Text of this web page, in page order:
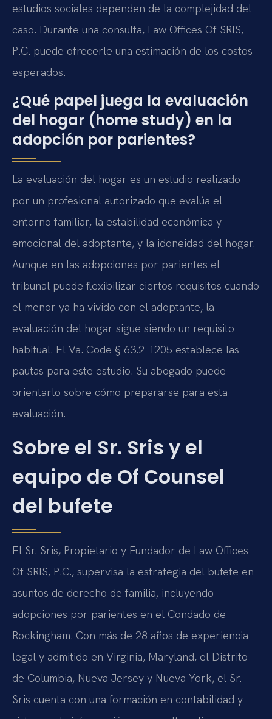
estudios sociales dependen de la complejidad del
caso. Durante una consulta, Law Offices Of SRIS,
P.C. puede ofrecerle una estimación de los costos
esperados.
¿Qué papel juega la evaluación
del hogar (home study) en la
adopción por parientes?
La evaluación del hogar es un estudio realizado
por un profesional autorizado que evalúa el
entorno familiar, la estabilidad económica y
emocional del adoptante, y la idoneidad del hogar.
Aunque en las adopciones por parientes el
tribunal puede flexibilizar ciertos requisitos cuando
el menor ya ha vivido con el adoptante, la
evaluación del hogar sigue siendo un requisito
habitual. El Va. Code § 63.2-1205 establece las
pautas para este estudio. Su abogado puede
orientarlo sobre cómo prepararse para esta
evaluación.
Sobre el Sr. Sris y el
equipo de Of Counsel
del bufete
El Sr. Sris, Propietario y Fundador de Law Offices
Of SRIS, P.C., supervisa la estrategia del bufete en
asuntos de derecho de familia, incluyendo
adopciones por parientes en el Condado de
Rockingham. Con más de 28 años de experiencia
legal y admitido en Virginia, Maryland, el Distrito
de Columbia, Nueva Jersey y Nueva York, el Sr.
Sris cuenta con una formación en contabilidad y